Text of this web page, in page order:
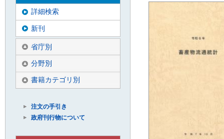
詳細検索
新刊
省庁別
分野別
書籍カテゴリ別
注文の手引き
政府刊行物について